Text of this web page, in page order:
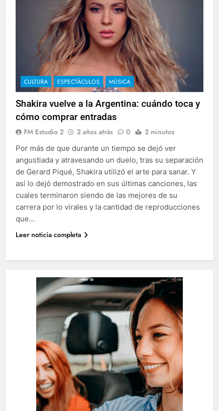
CULTURA ESPECTÁCULOS MÚSICA
Shakira vuelve a la Argentina: cuándo toca y
cómo comprar entradas
FM Estudio 2 2 años atrás 0 2 minutos
Por más de que durante un tiempo se dejó ver
angustiada y atravesando un duelo, tras su separación
de Gerard Piqué, Shakira utilizó el arte para sanar. Y
así lo dejó demostrado en sus últimas canciones, las
cuales terminaron siendo de las mejores de su
carrera por lo virales y la cantidad de reproducciones
que…
Leer noticia completa